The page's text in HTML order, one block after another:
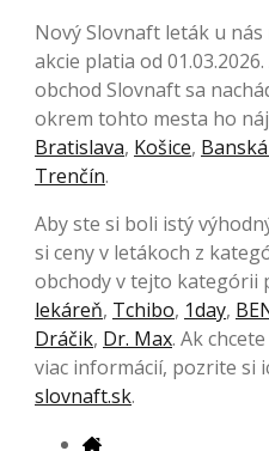
Nový Slovnaft leták u nás
akcie platia od
obchod Slovnaft sa
okrem tohto mesta ho
Bratislava, Košice,
Trenčín.
Aby ste si boli istý
si ceny v letákoch z
obchody v tejto kategórii
lekáreň, Tchibo, 1day,
Dráčik, Dr. Max. Ak
viac informácií, pozrite si
slovnaft.sk.